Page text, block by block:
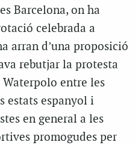
Barcelona, on ha
celebrada a
arran d’una proposició
rebutjar la protesta
entre les
estats espanyol i
en general a les
promogudes per